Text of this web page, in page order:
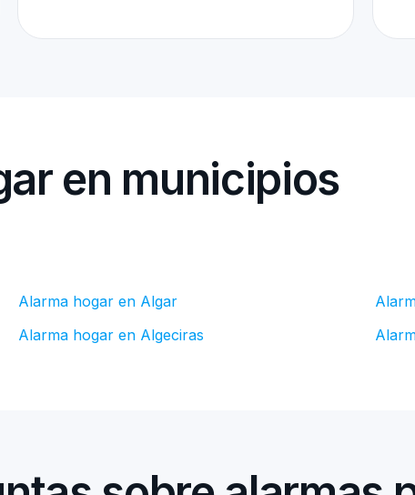
en municipios
Alarma hogar en Algar
Alarma hogar en Algeciras